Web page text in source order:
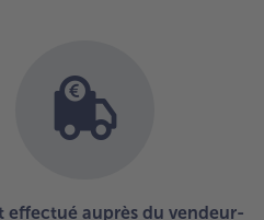
effectué auprès du vendeur-